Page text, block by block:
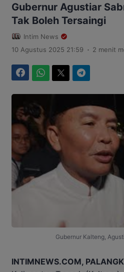
Gubernur Agustiar
Tak Boleh Tersaingi
Intim News
10 Agustus 2025 21:59 . 2 menit
Gubernur Kalteng,
INTIMNEWS.COM,